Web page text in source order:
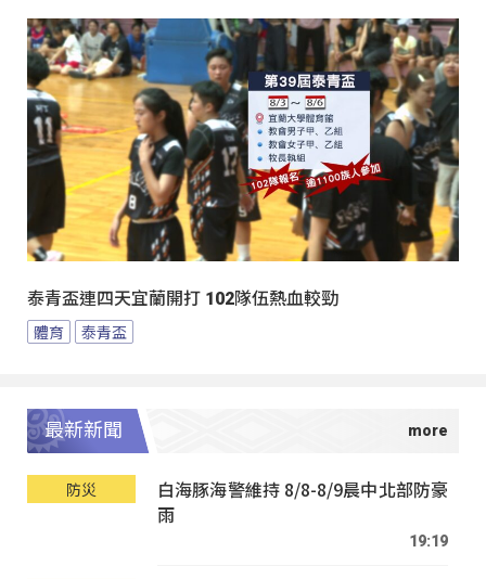
泰青盃連四天宜蘭開打 102隊伍熱血較勁
體育 泰青盃
最新新聞
防災
白海豚海警維持 8/8-8/9晨中北部防豪
雨
19:19